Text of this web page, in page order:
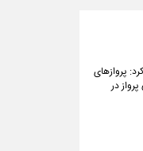
پروازهای
در